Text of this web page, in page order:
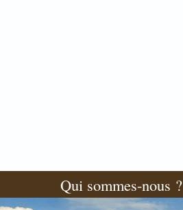
Qui sommes-nous ?